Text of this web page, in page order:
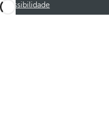
Acessibilidade